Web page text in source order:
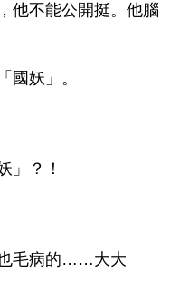
他不能公開挺。他腦
國妖」。
」？！
也毛病的……大大